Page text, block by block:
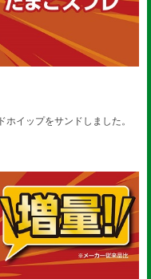
イップをサンドしました。